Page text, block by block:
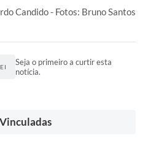
Candido - Fotos: Bruno Santos
Seja o primeiro a curtir esta
notícia.